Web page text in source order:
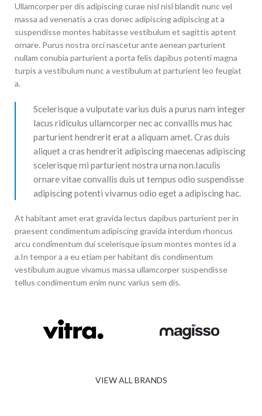
Ullamcorper per dis adipiscing curae nisl nisl blandit nunc vel
massa ad venenatis a cras donec adipiscing adipiscing at a
suspendisse montes habitasse vestibulum et sagittis aptent
ornare. Purus nostra orci nascetur ante aenean parturient
nullam conubia parturient a porta felis dapibus potenti magna
turpis a vestibulum nunc a vestibulum at parturient leo feugiat
a.
Scelerisque a vulputate varius duis a purus nam integer
lacus ridiculus ullamcorper nec ac convallis mus hac
parturient hendrerit erat a aliquam amet. Cras duis
aliquet a cras hendrerit adipiscing maecenas adipiscing
scelerisque mi parturient nostra urna non.Iaculis
ornare vitae convallis duis ut tempus odio suspendisse
adipiscing potenti vivamus odio eget a adipiscing hac.
At habitant amet erat gravida lectus dapibus parturient per in
praesent condimentum adipiscing gravida interdum rhoncus
arcu condimentum dui scelerisque ipsum montes montes id a
a.In tempor a a eu etiam per habitant dis condimentum
vestibulum augue vivamus massa ullamcorper suspendisse
tellus condimentum enim nunc varius sem dis.
VIEW ALL BRANDS